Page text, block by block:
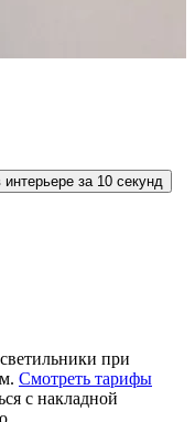
за 10 секунд
при
Смотреть тарифы
с накладной